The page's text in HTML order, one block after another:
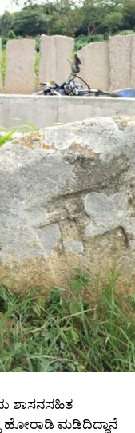
ಶಾಸನಸಹಿತ
ಹೋರಾಡಿ ಮಡಿದಿದ್ದಾನೆ